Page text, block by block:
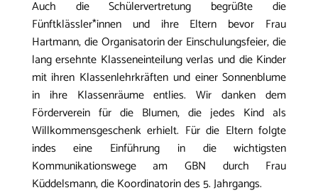
Auch die Schülervertretung begrüßte die
Fünftklässler*innen und ihre Eltern bevor Frau
Hartmann, die Organisatorin der Einschulungsfeier, die
lang ersehnte Klasseneinteilung verlas und die Kinder
mit ihren Klassenlehrkräften und einer Sonnenblume
in ihre Klassenräume entlies. Wir danken dem
Förderverein für die Blumen, die jedes Kind als
Willkommensgeschenk erhielt. Für die Eltern folgte
indes eine Einführung in die wichtigsten
Kommunikationswege am GBN durch Frau
Küddelsmann, die Koordinatorin des 5. Jahrgangs.